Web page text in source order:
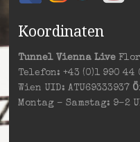
Koordinaten
Tunnel Vienna Live
Telefon: +43 (0)1 990
Wien UID: ATU69333937
Montag – Samstag: 9–2